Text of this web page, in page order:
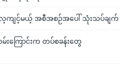
ေ့ကျင့်မယ့် အစီအစဉ်အပေါ် သုံးသပ်ချက်
ကြောင်းက တပ်စခန်းတွေ